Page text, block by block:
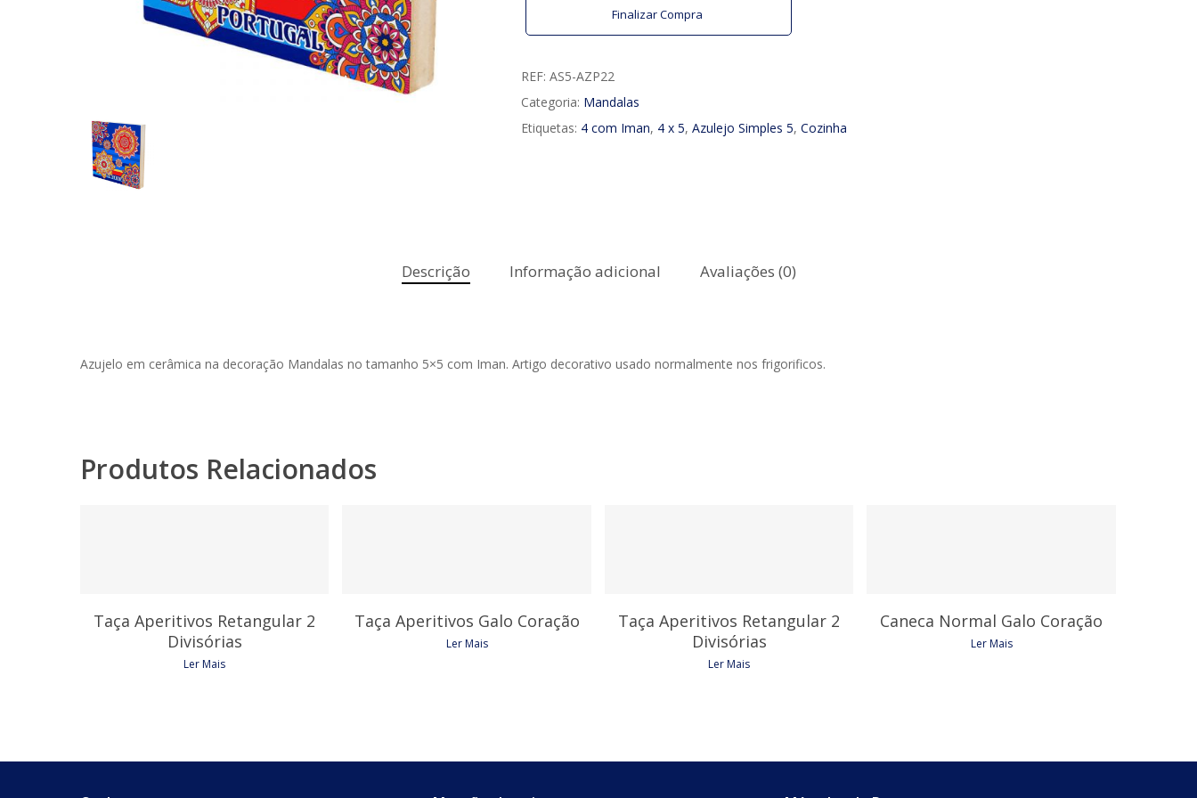
Finalizar Compra
REF: AS5-AZP22
Categoria: Mandalas
Etiquetas: 4 com Iman, 4 x 5, Azulejo Simples 5, Cozinha
Descrição Informação adicional Avaliações (0)
Azujelo em cerâmica na decoração Mandalas no tamanho 5×5 com Iman. Artigo decorativo usado normalmente nos frigorificos.
Produtos Relacionados
Taça Aperitivos Retangular 2
Divisórias
Ler Mais
Taça Aperitivos Galo Coração
Ler Mais
Taça Aperitivos Retangular 2
Divisórias
Ler Mais
Caneca Normal Galo Coração
Ler Mais